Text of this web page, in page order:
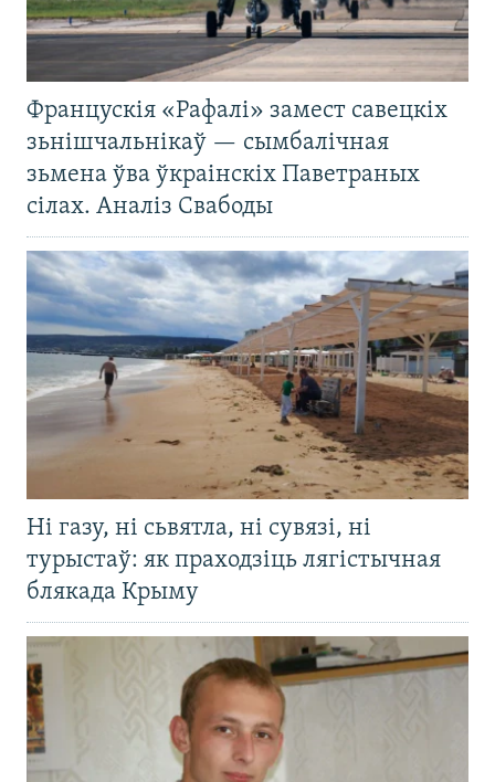
Францускія «Рафалі» замест савецкіх
зьнішчальнікаў — сымбалічная
зьмена ўва ўкраінскіх Паветраных
сілах. Аналіз Свабоды
Ні газу, ні сьвятла, ні сувязі, ні
турыстаў: як праходзіць лягістычная
блякада Крыму